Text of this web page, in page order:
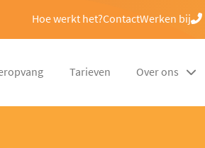
Hoe werkt het?ContactWerken bij
Tarieven Over ons